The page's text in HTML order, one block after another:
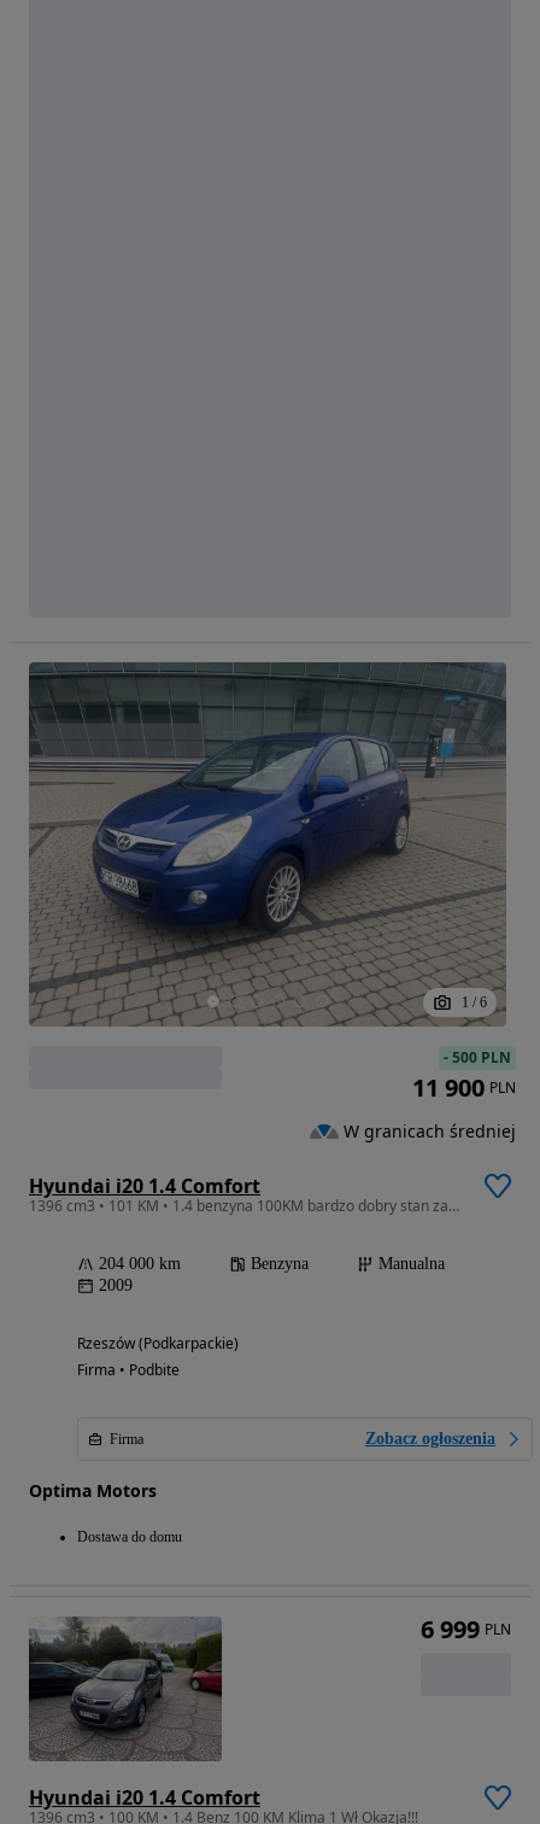
1 / 6
Hyundai i20 1.4 Comfort
1396 cm3 • 101 KM • 1.4 benzyna 100KM bardzo dobry stan zadbany
204 000 km Benzyna
Manualna
2009
Rzeszów (Podkarpackie)
Firma • Podbite
Firma Zobacz ogłoszenia
Optima Motors
Dostawa do domu
-500 PLN
11 900 PLN
W granicach średniej
Hyundai i20 1.4 Comfort
1396 cm3 • 100 KM • 1.4 Benz 100 KM Klima 1 Wł Okazja!!!
6 999 PLN